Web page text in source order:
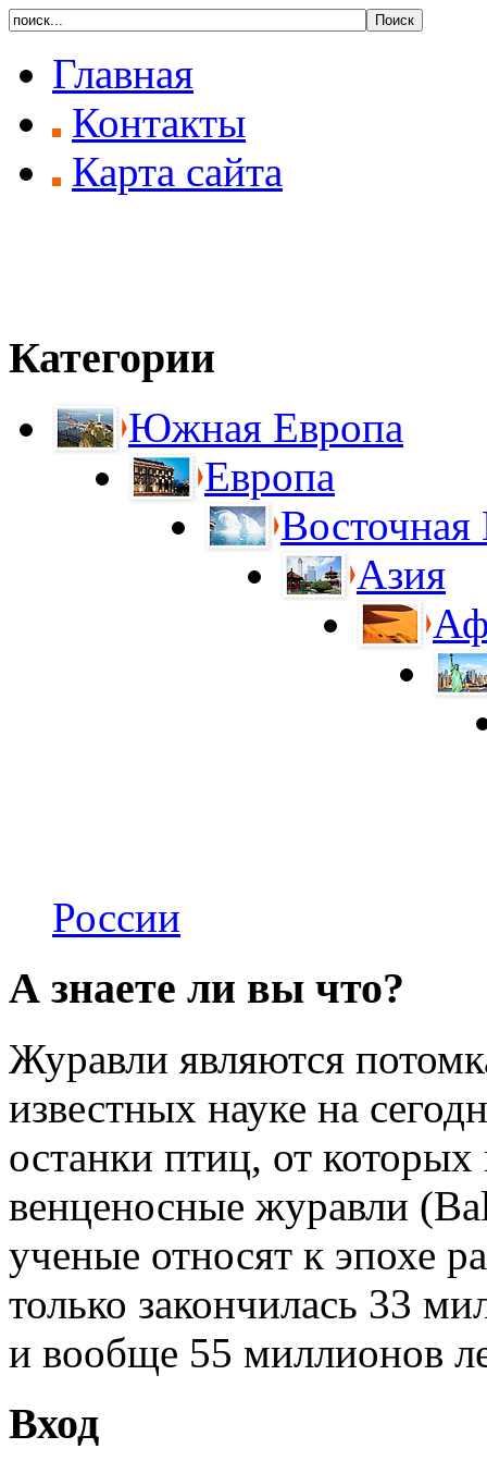
Главная
Контакты
Карта сайта
Категории
Южная Европа
Европа
Восточная
Азия
России
А знаете ли вы что?
Журавли являются
известных науке на
останки птиц, от
венценосные журавли
ученые относят к эпохе
только закончилась 33
и вообще 55 миллионов
Вход